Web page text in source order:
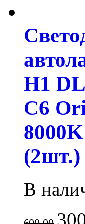
H1
C6
8000K
(2шт.)
В